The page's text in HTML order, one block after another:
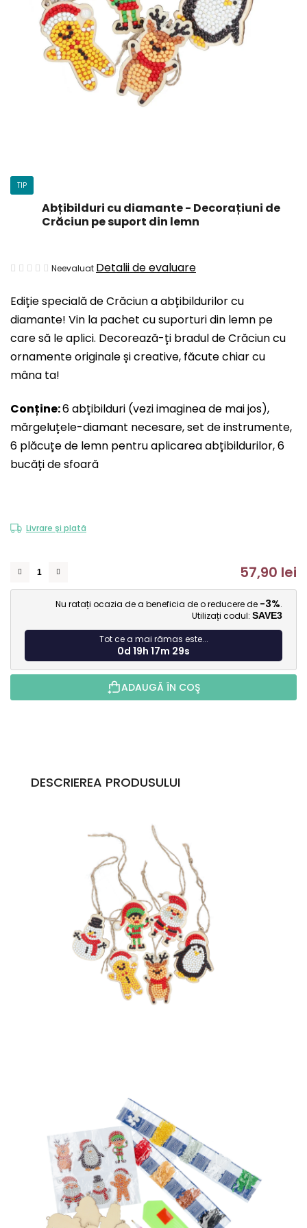
Ediție specială de Crăciun a abțibildurilor cu
diamante! Vin la pachet cu suporturi din lemn pe
care să le aplici. Decorează-ți bradul de Crăciun cu
ornamente originale și creative, făcute chiar cu
mâna ta!
Conține:6 abțibilduri (vezi imaginea de mai jos),
mărgeluțele-diamant necesare, set de instrumente,
6 plăcuțe de lemn pentru aplicarea abțibildurilor, 6
bucăți de sfoară
Livrare și plată
57,90 lei
Nu ratați ocazia de a beneficia de o reducere de -3%.
Utilizați codul: SAVE3
Tot ce a mai rămas este...
0d 19h 17m 29s
ADAUGĂ ÎN COŞ
TIP
Abțibilduri cu diamante - Decorațiuni de
Crăciun pe suport din lemn
Evaluarea
a
produsului
este
0,0
din
stele.
Neevaluat Detalii de evaluare
DESCRIEREA PRODUSULUI